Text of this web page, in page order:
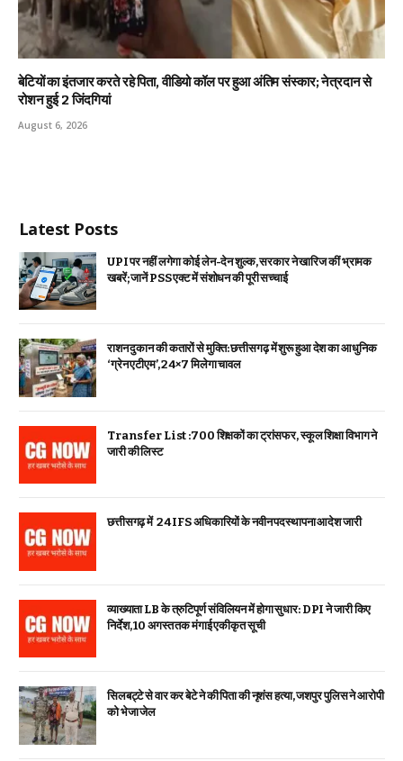
बेटियों का इंतजार करते रहे पिता, वीडियो कॉल पर हुआ अंतिम संस्कार; नेत्रदान से
रोशन हुई 2 जिंदगियां
August 6, 2026
Latest Posts
UPI पर नहीं लगेगा कोई लेन-देन शुल्क, सरकार ने खारिज कीं भ्रामक
खबरें; जानें PSS एक्ट में संशोधन की पूरी सच्चाई
राशन दुकान की कतारों से मुक्ति: छत्तीसगढ़ में शुरू हुआ देश का आधुनिक
‘ग्रेन एटीएम’, 24×7 मिलेगा चावल
Transfer List :700 शिक्षकों का ट्रांसफर, स्कूल शिक्षा विभाग ने
जारी की लिस्ट
छत्तीसगढ़ में 24 IFS अधिकारियों के नवीन पदस्थापना आदेश जारी
व्याख्याता LB के त्रुटिपूर्ण संविलियन में होगा सुधार: DPI ने जारी किए
निर्देश, 10 अगस्त तक मंगाई एकीकृत सूची
सिलबट्टे से वार कर बेटे ने की पिता की नृशंस हत्या, जशपुर पुलिस ने आरोपी
को भेजा जेल